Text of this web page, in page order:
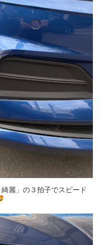
綺麗」の３拍子でスピード